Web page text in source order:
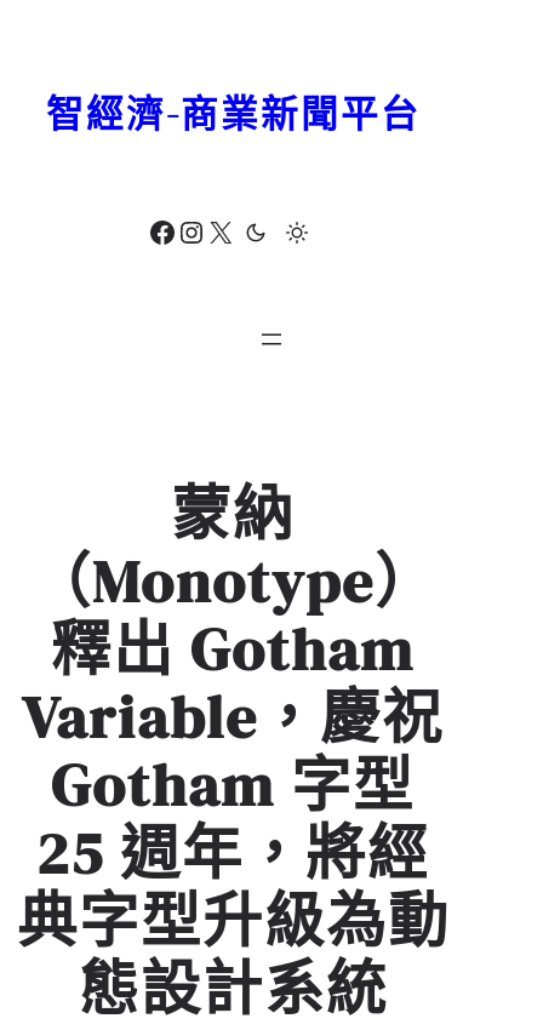
Facebook Instagram X
智經濟-商業新聞平台
蒙納
（Monotype）
釋出 Gotham
Variable，慶祝
Gotham 字型
25 週年，將經
典字型升級為動
態設計系統